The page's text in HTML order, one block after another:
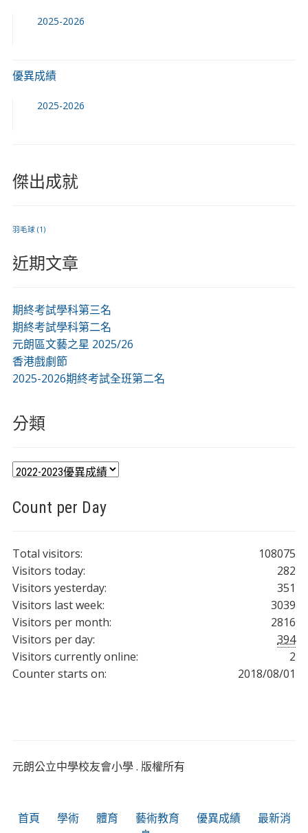
2025-2026
優異成績
2025-2026
傑出成就
羽毛球(1)
近期文章
期終考試學科第三名
期終考試學科第二名
元朗區文藝之星 2025/26
香港戲劇節
2025-2026期終考試全班第二名
分類
分
Count per Day
108075
Total visitors:
282
Visitors today:
351
Visitors yesterday:
3039
Visitors last week:
2816
Visitors per month:
394
Visitors per day:
2
Visitors currently online:
2018/08/01
Counter starts on:
元朗公立中學校友會小學 . 版權所有
首頁 學術 體育 藝術教育 優異成績
最新消